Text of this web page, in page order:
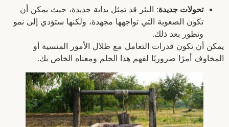
تحولات جديدة: البئر قد تمثل بداية جديدة، حيث يمكن أن
تكون الصعوبة التي تواجهها مجهدة، ولكنها ستؤدي إلى نمو
وتطور بعد ذلك.
يمكن أن تكون قدرات التعامل مع ظلال الأمور المنسية أو
المخاوف أمرًا ضروريًا لفهم هذا الحلم ومعناه الخاص بك.